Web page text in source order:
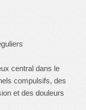
central dans le
compulsifs, des
et des douleurs